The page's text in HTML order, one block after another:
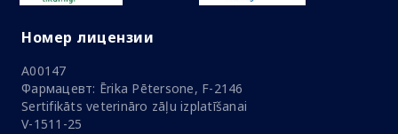
Номер лицензии
A00147
Фармацевт: Ērika Pētersone, F-2146
Sertifikāts veterināro zāļu izplatīšanai
V-1511-25